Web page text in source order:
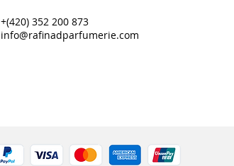
+(420) 352 200 873
info@rafinadparfumerie.com